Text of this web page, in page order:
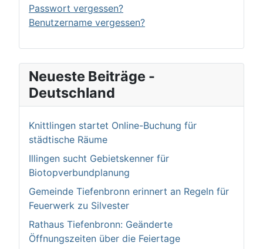
Passwort vergessen?
Benutzername vergessen?
Neueste Beiträge -
Deutschland
Knittlingen startet Online-Buchung für
städtische Räume
Illingen sucht Gebietskenner für
Biotopverbundplanung
Gemeinde Tiefenbronn erinnert an Regeln für
Feuerwerk zu Silvester
Rathaus Tiefenbronn: Geänderte
Öffnungszeiten über die Feiertage